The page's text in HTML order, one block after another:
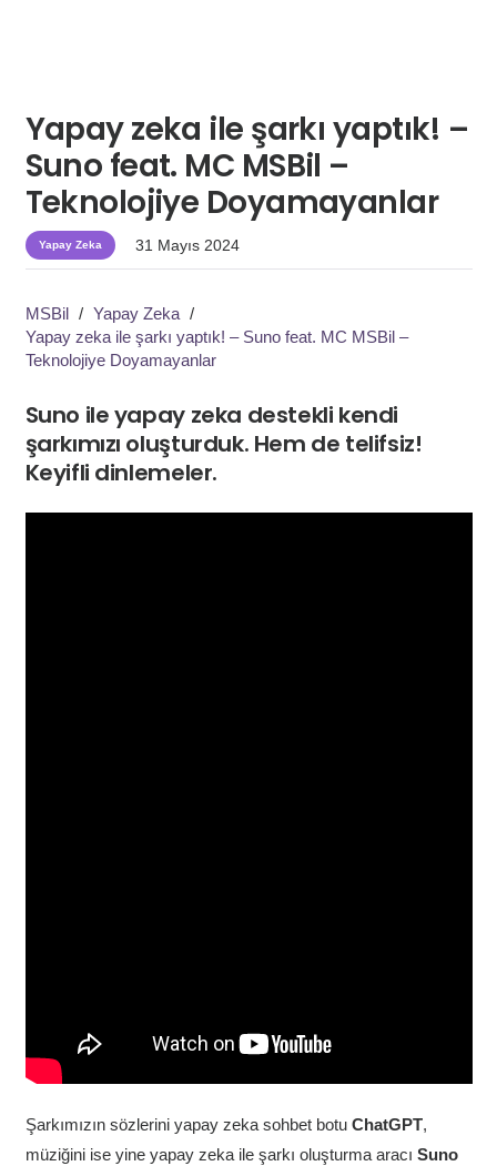
Yapay zeka ile şarkı yaptık! –
Suno feat. MC MSBil –
Teknolojiye Doyamayanlar
Yapay Zeka 31 Mayıs 2024
MSBil / Yapay Zeka /
Yapay zeka ile şarkı yaptık! – Suno feat. MC MSBil –
Teknolojiye Doyamayanlar
Suno ile yapay zeka destekli kendi
şarkımızı oluşturduk. Hem de telifsiz!
Keyifli dinlemeler.
Şarkımızın sözlerini yapay zeka sohbet botu ChatGPT,
müziğini ise yine yapay zeka ile şarkı oluşturma aracı Suno